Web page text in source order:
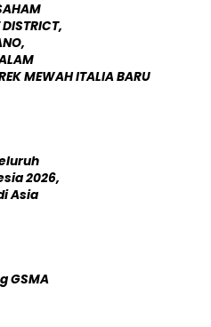
MEWAH ITALIA BARU
2026,
Asia
GSMA